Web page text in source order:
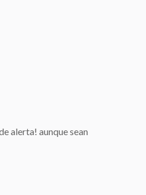
alerta! aunque sean